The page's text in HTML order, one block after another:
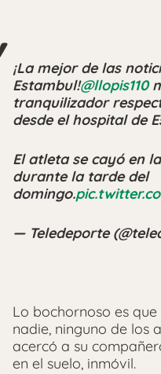
¡La mejor de las
Estambul!@llopis110
tranquilizador
desde el hospital de
El atleta se cayó en
durante la tarde del
domingo.
— Teledeporte
Lo bochornoso es
nadie, ninguno de los
acercó a su
en el suelo, inmóvil.